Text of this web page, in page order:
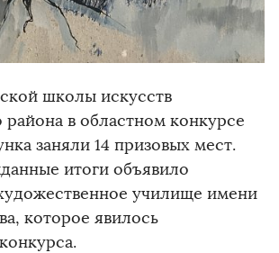
школы искусств
района в областном конкурсе
заняли 14 призовых мест.
итоги объявило
училище имени
которое явилось